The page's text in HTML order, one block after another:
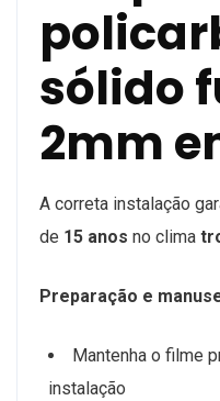
sólido
2mm
A correta instalação
de 15 anos no clima
Preparação e
Mantenha o filme
instalação